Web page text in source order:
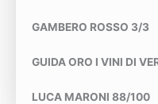
GAMBERO ROSSO 3/3
GUIDA ORO I VINI DI
LUCA MARONI 88/100